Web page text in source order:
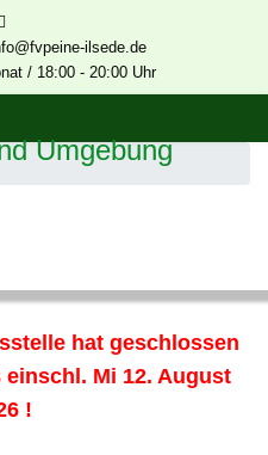
ilsede.de
/ 18:00 - 20:00 Uhr
hat geschlossen
Mi 12. August
!